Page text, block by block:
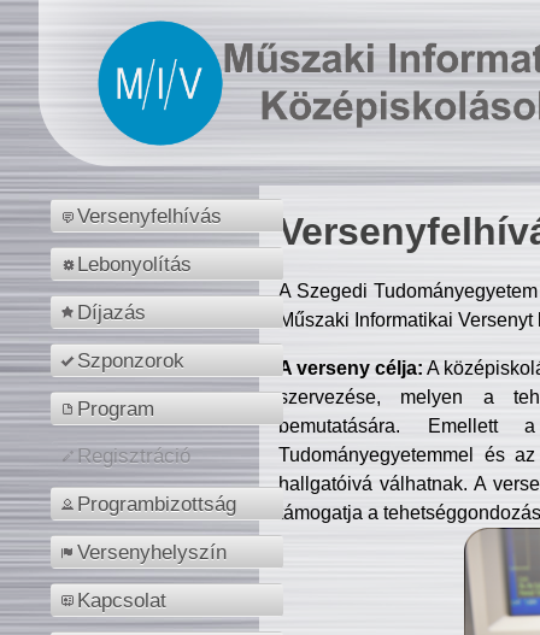
Versenyfelhívás
Lebonyolítás
Díjazás
Szponzorok
Program
Regisztráció
Programbizottság
Versenyhelyszín
Kapcsolat
A Szegedi
Műszaki Informatikai
A verseny célja: A
szervezése, melyen a
bemutatására. Emellett
Tudományegyetemmel és
hallgatóivá válhatnak. A
támogatja a